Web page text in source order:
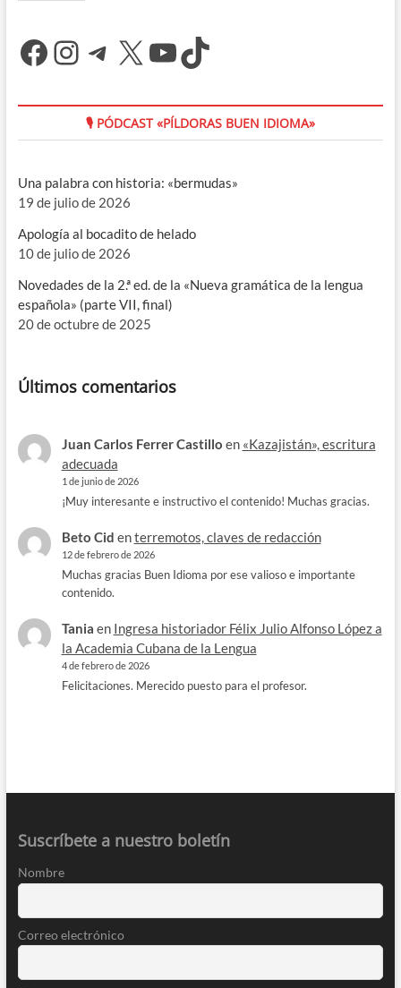
Facebook
Instagram
Telegram
X YouTube
TikTok
🎙 PÓDCAST «PÍLDORAS BUEN IDIOMA»
Una palabra con historia: «bermudas»
19 de julio de 2026
Apología al bocadito de helado
10 de julio de 2026
Novedades de la 2.ª ed. de la «Nueva gramática de la lengua
española» (parte VII, final)
20 de octubre de 2025
Últimos comentarios
Juan Carlos Ferrer Castillo en «Kazajistán», escritura
adecuada
1 de junio de 2026
¡Muy interesante e instructivo el contenido! Muchas gracias.
Beto Cid enterremotos, claves de redacción
12 de febrero de 2026
Muchas gracias Buen Idioma por ese valioso e importante
contenido.
Tania en Ingresa historiador Félix Julio Alfonso López a
la Academia Cubana de la Lengua
4 de febrero de 2026
Felicitaciones. Merecido puesto para el profesor.
Suscríbete a nuestro boletín
Nombre
Correo electrónico